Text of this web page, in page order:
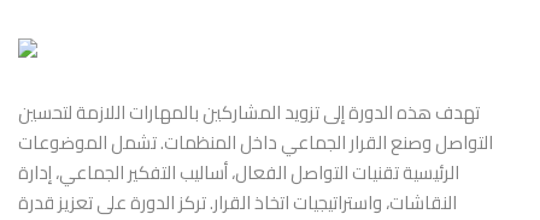
تهدف هذه الدورة إلى تزويد المشاركين بالمهارات اللازمة لتحسين
التواصل وصنع القرار الجماعي داخل المنظمات. تشمل الموضوعات
الرئيسية تقنيات التواصل الفعال، أساليب التفكير الجماعي، إدارة
النقاشات، واستراتيجيات اتخاذ القرار. تركز الدورة على تعزيز قدرة